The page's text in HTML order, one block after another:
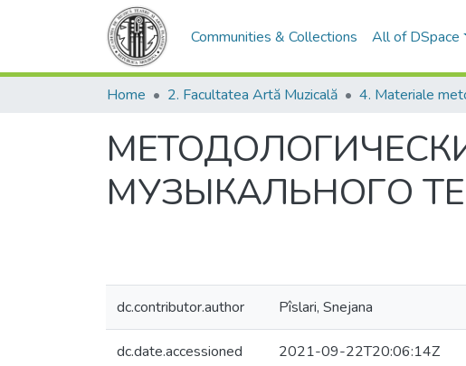
Communities & Collections All of DSpace
Home 2. Facultatea Artă Muzicală
МУЗЫКАЛЬНОГО
dc.contributor.author Pîslari, Snejana
dc.date.accessioned 2021-09-22T20:06:14Z